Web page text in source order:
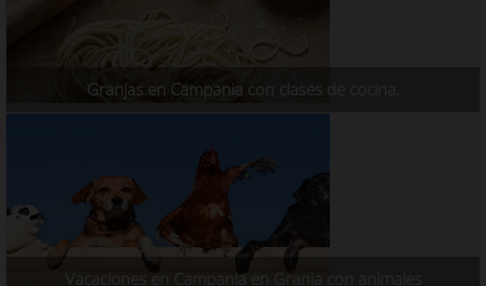
Granjas en Campania con clases de cocina.
Vacaciones en Campania en Granja con animales